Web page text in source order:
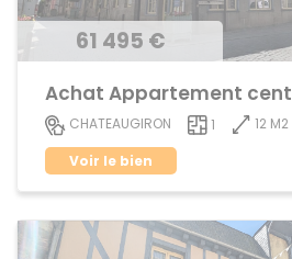
61 495 €
CHATEAUGIRON 1
12 M2
Voir le bien